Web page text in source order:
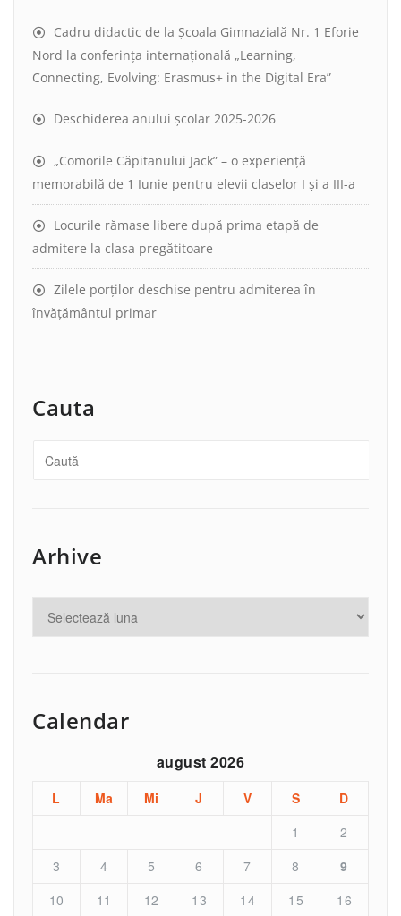
Cadru didactic de la Școala Gimnazială Nr. 1 Eforie
Nord la conferința internațională „Learning,
Connecting, Evolving: Erasmus+ in the Digital Era”
Deschiderea anului școlar 2025-2026
„Comorile Căpitanului Jack” – o experiență
memorabilă de 1 Iunie pentru elevii claselor I și a III-a
Locurile rămase libere după prima etapă de
admitere la clasa pregătitoare
Zilele porților deschise pentru admiterea în
învățământul primar
Cauta
Arhive
Calendar
august 2026
L Ma Mi J V S
D
1
2
3
4 5 6 7 8
9
10
11 12 13 14 15
16